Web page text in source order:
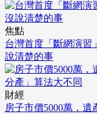
焦點
台灣首度「斷網演習
說清楚的事
財經
房子市價5000萬，